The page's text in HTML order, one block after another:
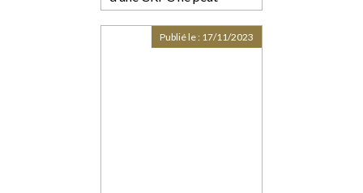
intervenir comme juge
des libertés et de la
détention
Publié le : 17/11/2023